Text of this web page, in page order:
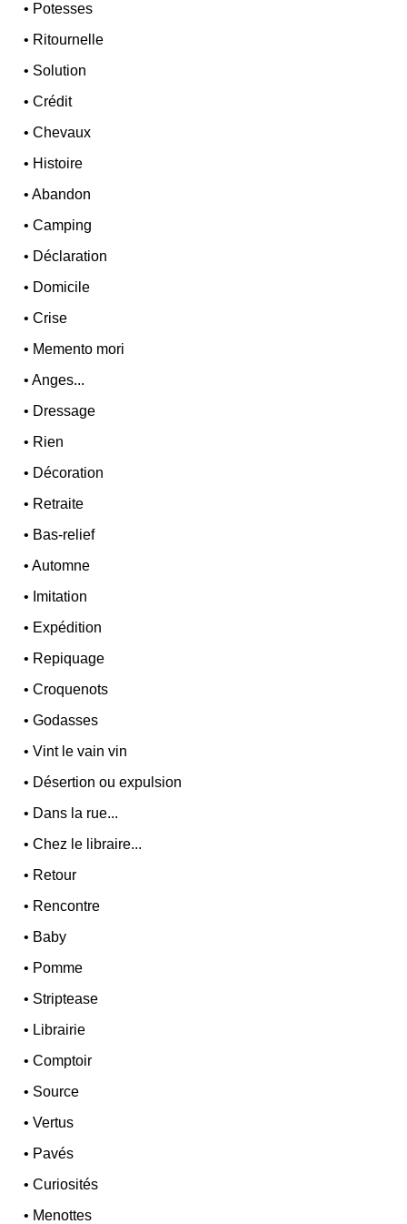
• Potesses
• Ritournelle
• Solution
•Crédit
•Chevaux
• Histoire
•Abandon
•Camping
• Déclaration
• Domicile
•Crise
• Memento mori
•Anges...
• Dressage
• Rien
• Décoration
• Retraite
• Bas-relief
•Automne
• Imitation
• Expédition
• Repiquage
•Croquenots
•Godasses
•Vint le vain vin
• Désertion ou expulsion
• Dans la rue...
•Chez le libraire...
• Retour
• Rencontre
• Baby
• Pomme
• Striptease
• Librairie
•Comptoir
• Source
•Vertus
• Pavés
•Curiosités
• Menottes